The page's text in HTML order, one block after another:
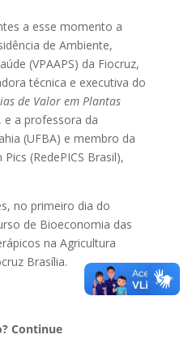
a esse momento a
de Ambiente,
(VPAAPS) da Fiocruz,
técnica e executiva do
de Valor em Plantas
e a professora da
(UFBA) e membro da
(RedePICS Brasil),
no primeiro dia do
de Bioeconomia das
na Agricultura
Brasília.
Continue